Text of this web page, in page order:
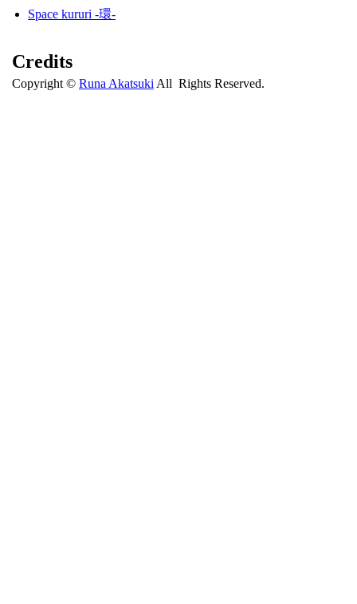
Space kururi -環-
Credits
Copyright © Runa Akatsuki All Rights Reserved.